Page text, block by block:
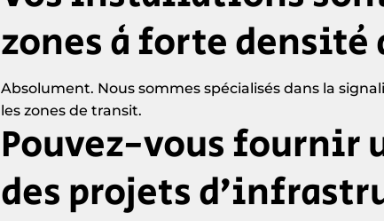
zones à forte densité
Absolument. Nous sommes spécialisés dans la
les zones de transit.
Pouvez-vous fournir
des projets